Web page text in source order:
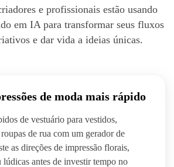
e profissionais estão usando
em IA para transformar seus fluxos
e dar vida a ideias únicas.
de moda mais rápido
de vestuário para vestidos,
de rua com um gerador de
as direções de impressão florais,
lúdicas antes de investir tempo no